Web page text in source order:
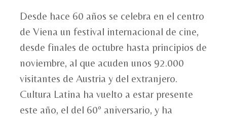
Desde hace 60 años se celebra en el centro
de Viena un festival internacional de cine,
desde finales de octubre hasta principios de
noviembre, al que acuden unos 92.000
visitantes de Austria y del extranjero.
Cultura Latina ha vuelto a estar presente
este año, el del 60º aniversario, y ha